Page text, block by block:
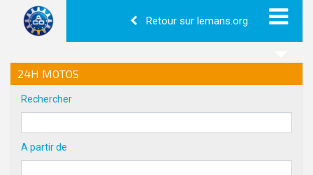
Retour sur lemans.org
24H MOTOS
Rechercher
A partir de